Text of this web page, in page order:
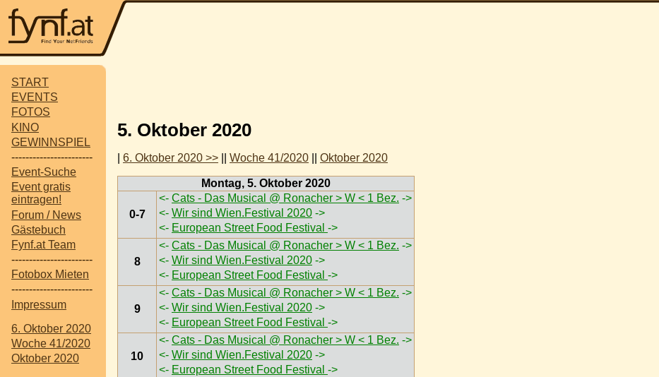
START
EVENTS
FOTOS
KINO
GEWINNSPIEL
-----------------------
Event-Suche
Event gratis
eintragen!
Forum / News
Gästebuch
Fynf.at Team
-----------------------
Fotobox Mieten
-----------------------
Impressum
6. Oktober 2020
Woche 41/2020
Oktober 2020
5. Oktober 2020
6. Oktober 2020 >> Woche 41/2020 Oktober 2020
Montag, 5. Oktober 2020
0-7
<- Cats - Das Musical @ Ronacher > W < 1 Bez. ->
<- Wir sind Wien.Festival 2020 ->
<- European Street Food Festival ->
8
<- Cats - Das Musical @ Ronacher > W < 1 Bez. ->
<- Wir sind Wien.Festival 2020 ->
<- European Street Food Festival ->
9
<- Cats - Das Musical @ Ronacher > W < 1 Bez. ->
<- Wir sind Wien.Festival 2020 ->
<- European Street Food Festival ->
10
<- Cats - Das Musical @ Ronacher > W < 1 Bez. ->
<- Wir sind Wien.Festival 2020 ->
<- European Street Food Festival ->